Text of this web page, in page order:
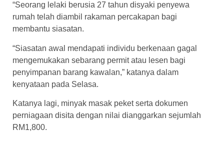
“Seorang lelaki berusia 27 tahun disyaki penyewa
rumah telah diambil rakaman percakapan bagi
membantu siasatan.
“Siasatan awal mendapati individu berkenaan gagal
mengemukakan sebarang permit atau lesen bagi
penyimpanan barang kawalan,” katanya dalam
kenyataan pada Selasa.
Katanya lagi, minyak masak peket serta dokumen
perniagaan disita dengan nilai dianggarkan sejumlah
RM1,800.